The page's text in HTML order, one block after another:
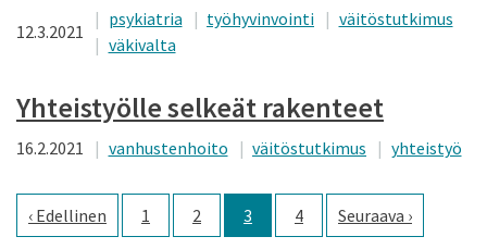
12.3.2021
psykiatria työhyvinvointi
väitöstutkimus
väkivalta
Yhteistyölle selkeät rakenteet
16.2.2021 vanhustenhoito väitöstutkimus yhteistyö
Edellinen 1 2 3 4 Seuraava